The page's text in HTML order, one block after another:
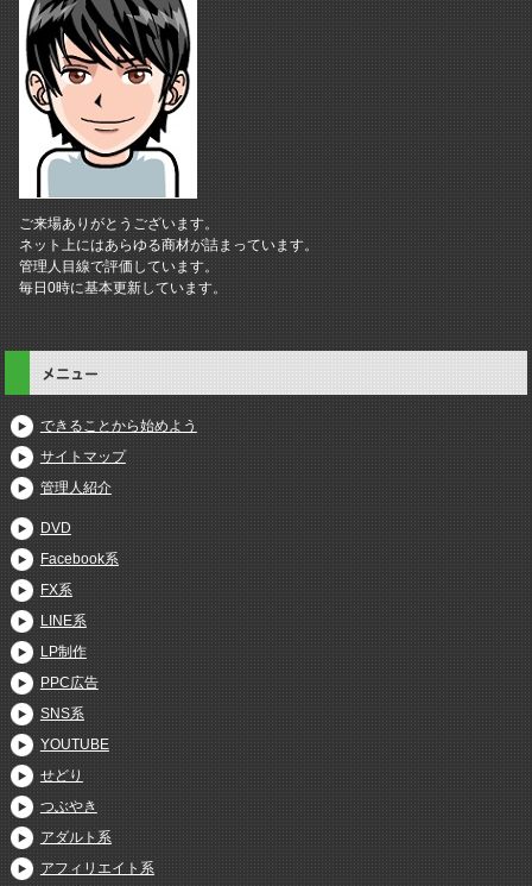
ご来場ありがとうございます。
ネット上にはあらゆる商材が詰まっています。
管理人目線で評価しています。
毎日0時に基本更新しています。
メニュー
できることから始めよう
サイトマップ
管理人紹介
DVD
Facebook系
FX系
LINE系
LP制作
PPC広告
SNS系
YOUTUBE
せどり
つぶやき
アダルト系
アフィリエイト系